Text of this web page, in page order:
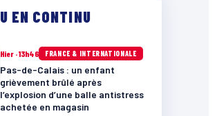
EN CONTINU
Hier · 13h46 FRANCE & INTERNATIONALE
Pas-de-Calais : un enfant
grièvement brûlé après
l’explosion d’une balle antistress
achetée en magasin